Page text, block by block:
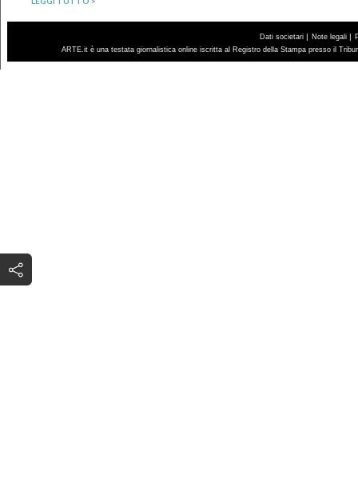
Dati societari | Note legali |
ARTE.it è una testata giornalistica online iscritta al Registro della Stampa presso il